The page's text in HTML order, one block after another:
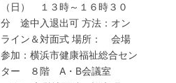
（日） １３時～１６時３０
分 途中入退出可 方法：オン
ライン＆対面式 場所： 会場
参加：横浜市健康福祉総合セン
ター ８階 A・B会議室